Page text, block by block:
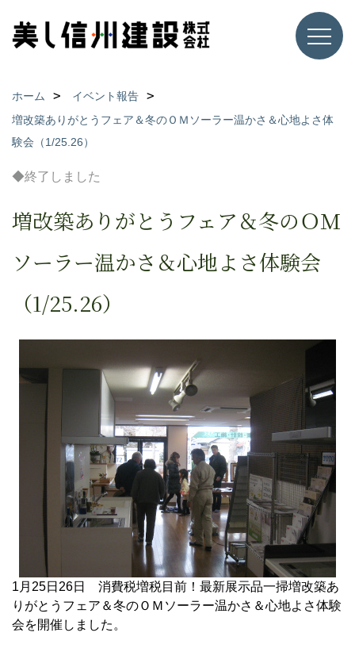
ホーム
イベント報告
増改築ありがとうフェア＆冬のＯＭソーラー温かさ＆心地よさ体
験会（1/25.26）
◆終了しました
増改築ありがとうフェア＆冬のＯＭ
ソーラー温かさ＆心地よさ体験会
（1/25.26）
1月25日26日 消費税増税目前！最新展示品一掃増改築あ
りがとうフェア＆冬のＯＭソーラー温かさ＆心地よさ体験
会を開催しました。